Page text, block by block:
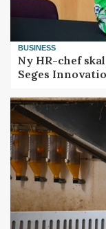
BUSINESS
Ny HR-chef
Seges